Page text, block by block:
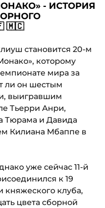
- ИСТОРИЯ
🇲🇨
становится 20-м
которому
мира за
ли он шестым
выигравшим
Тьерри Анри,
Тюрама и Давида
Килиана Мбаппе в
уже сейчас 11-й
к 19
княжеского клуба,
цвета сборной